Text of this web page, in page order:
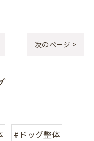
次のページ >
#ドッグ整体